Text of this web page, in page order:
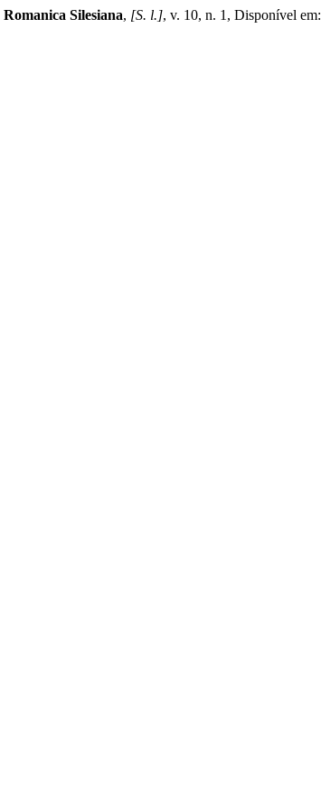
Romanica Silesiana, [S. l.], v. 10, n. 1, Disponível em: